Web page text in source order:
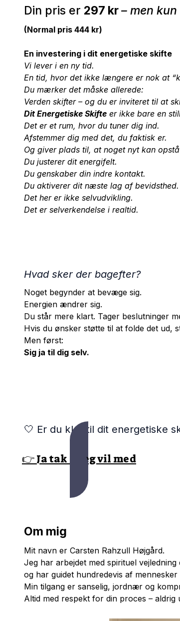
Din pris er 297 kr– men
(Normal pris 444 kr)
En investering i dit energetiske skifte
Vi lever i en ny tid.
En tid, hvor det ikke længere er nok at
Du mærker det måske allerede:
Verden skifter – og du er inviteret til at
Dit Energetiske Skifte er ikke bare en
Det er et rum, hvor du tuner dig ind.
Afstemmer dig med det, du faktisk er.
Og giver plads til, at noget nyt kan
Du justerer dit energifelt.
Du genskaber din indre kontakt.
Du aktiverer dit næste lag af bevidsthed.
Det her er ikke selvudvikling.
Det er selverkendelse i realtid.
Hvad sker der bagefter?
Noget begynder at bevæge sig.
Energien ændrer sig.
Du står mere klart. Tager beslutninger
Hvis du ønsker støtte til at folde det ud,
Men først:
Sig ja til dig selv.
🤍 Er du klar til dit energetiske
👉 Ja tak – jeg vil med
Om mig
Mit navn er Carsten Rahzull Højgård.
Jeg har arbejdet med spirituel
og har guidet hundredevis af
Min tilgang er sanselig, jordnær og
Altid med respekt for din proces – aldrig